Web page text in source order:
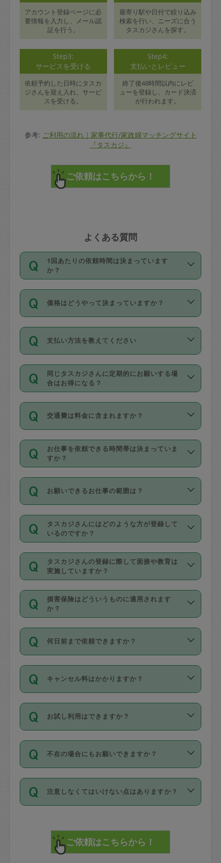
アカウント登録ページに必
要情報を入力し、メール認
証を行う。
最寄り駅や日付で絞り込み
検索を行い、ニーズに合う
タスカジさんを探す。
Step3:
サービスを受ける
依頼予約した日時にタスカ
ジさんを迎え入れ、サービ
スを受ける。
Step4:
支払いとレビュー
終了後48時間以内にレビ
ューを登録し、カード決済
が行われます。
参考: ご利用の流れ｜家事代行/家政婦マッチングサイト
『タスカジ』
よくある質問
1回あたりの依頼時間は決まっています
か？
依頼1回につき3時間固定です。3時間を
超えて依頼したい場合は、延長機能をご
利用ください。機能をご利用いただくに
の上事前申請することが必要です。な
お、3時間を下回っても、値引き等はござ
いません。
価格はどうやって決まっていますか？
11種類の価格帯の中からタスカジさん自
身が価格を選んで設定しています。
タスカジさんの価格設定には最初は制限
があり、レビュー件数、レビューの平均
値、などで除々に設定可能な最高額が上
がっていく仕組みになっています。
支払い方法を教えてください
お支払方法はクレジットカード（Visa／
Master／JCB／AMERICAN EXPRESS／
Diners Club）のみとなります。
を行う際にご入力ください。プロフィー
ル登録時にはご入力いただかなくても大
丈夫です。
デビットカード・プリペイドカード（Vプ
リカ、au WALLETなど）は支払にはご利
銀行振込や現金払いも対応していませ
なお、タスカジさんの交通費も、依頼料
金のご請求と合わせてお支払いとなりま
動計算で表示されます。
同じタスカジさんに定期的にお願いする場
合はお得になる？
依頼には「スポット」と「定期（毎週｜
隔週）」があり、「定期」の依頼は「ス
ポット」よりお得な料金でご利用できま
す。
定期の最低利用回数は設けていない代わ
りに、一定数を超えたキャンセルは有償
（例：毎週定期の場合は３回以上のキャ
ンセルが有償（1200円、隔週定期の場合
は２回以上のキャンセルが有償（1200
交通費は料金に含まれますか？
交通費は依頼料金とは別途発生し、依頼
料金のご請求と合わせてお支払いとなり
ます。交通費の金額は「依頼の詳細」に
お仕事を依頼できる時間帯は決まっていま
すか？
時間帯は3種類あります。いずれも１回あ
たり３時間です。
・ＡＭ ９時～１２時
・ＰＭ １３時～１６時
・夜 １８時～２１時
開始時間を２時間前後変更することが可
能です。依頼送信後、個別にタスカジさ
んにメッセージを送り調整してくださ
い。ただし、２時間を越えての調整はで
時間も被らない場合、損害保険の対象外
お願いできるお仕事の範囲は？
掃除、整理収納、洗濯、買い物、料理、
作り置きです。タスカジさんによってで
きる仕事の範囲が異なりますので、依頼
する前にタスカジさんのプロフィールで
確認してください。
基本的に、高所での作業や危険作業、屋
外での作業は対象外です。
タスカジさんにはどのような方が登録して
いるのですか？
主婦として長年の家事経験をお持ちの
方、栄養士・調理師といった資格者で保
育園や学校の給食やレストランで料理関
係の専門職に従事されていた方、日本で
すでにハウスキーパーや英語の先生とし
てお仕事をしているフィリピン出身の
社員など様々なバックグラウンドの方が
登録しています。
日本語も話せる方など様々です。
ールに記載していますので、各自の得意
を依頼してください。
タスカジさんの登録に際して面接や教育は
実施していますか？
応募の際に、各自事務局との面接と説明
を行っています。その後、身分証明書の
写真提出をしていただいています。外国
確認しています。タスカジさんトレーニ
ング動画を使ったセルフトレーニングの
現場トライアルを受け、合格したタスカ
ジさんが活動されています。
※テストセンターの講評は１件目のレビュ
参考
【詳細】タスカジさんの登録に際
損害保険はどういうものに適用されます
か？
依頼者とタスカジさんとの間でタスカジ
を通して成立した作業時間内での作業に
適用されます。作業範囲は、掃除、洗
です。作業中に物を壊したり、人にけが
をさせたりした場合が対象で、補償金額
す。
写真を撮り、
詳細FAQ：
損害賠償保険について教えて
何日前まで依頼できますか？
ご依頼は、現在を起点に3日後（72時間
以降）の日時から受付可能となっていま
す。
タスカジさんへ「募集」をかけることが
可能です。
キャンセル料はかかりますか？
キャンセル料には、以下の2種類がありま
す。
1. 直前キャンセル（定期、スポット契約
共通）
72時間を超える※と、以下のキャンセル
料が発生します。
直前キャンセル料：
72時間前〜24時間前＝依頼料金の50%
お試し利用はできますか？
「お試し利用」というメニューはありま
せんが、「一回のみ」依頼を活用するこ
とによって、気に入ったタスカジさんを
まず、条件の合う気になるタスカジさ
みてください。
その後、一番気に入ったタスカジさんに
不在の場合にもお願いできますか？
不在の場合の作業はタスカジさんの同意
が必要です。数回の依頼ののち、タスカ
ジさんと依頼者の間で十分な信頼関係が
てください。
不在時に部屋に入るためにタスカジさん
注意しなくてはいけない点はありますか？
で、必ず鍵のかかるロッカーや金庫に入
れて依頼者の責任の元管理するよう心掛
けてください。